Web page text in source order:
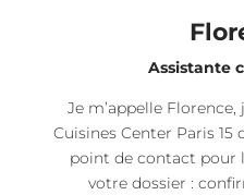
Assistante
Je m’appelle
Cuisines Center Paris 15
point de contact pour
votre dossier :